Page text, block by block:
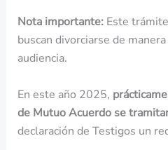
Nota importante:Este
buscan divorciarse de
audiencia.
En este año 2025,
de Mutuo Acuerdo se
declaración de Testigos un